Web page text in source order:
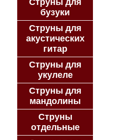
Струны для
бузуки
Струны для
акустических
гитар
Струны для
укулеле
Струны для
мандолины
Струны
отдельные